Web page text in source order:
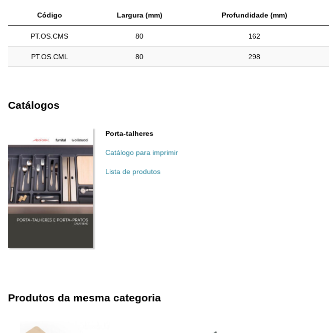
Código Largura (mm) Profundidade (mm)
PT.OS.CMS 80 162
PT.OS.CML 80 298
Catálogos
Porta-talheres
Catálogo para imprimir
Lista de produtos
Produtos da mesma categoria